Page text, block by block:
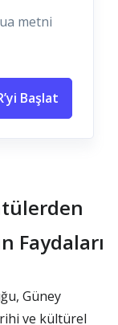
metni
Başlat
Faydaları
Güney
ve kültürel